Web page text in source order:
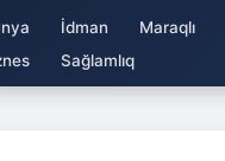
İdman Maraqlı
Sağlamlıq